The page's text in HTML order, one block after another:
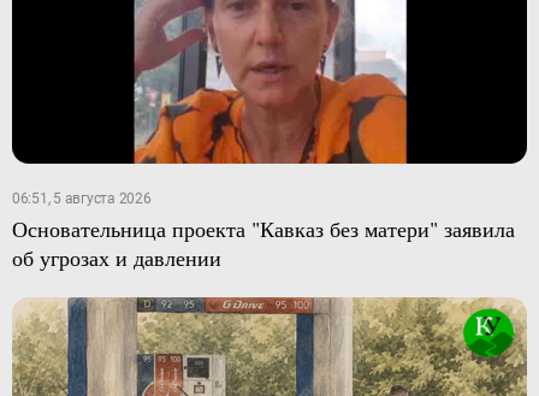
06:51, 5 августа 2026
Основательница проекта "Кавказ без матери" заявила
об угрозах и давлении